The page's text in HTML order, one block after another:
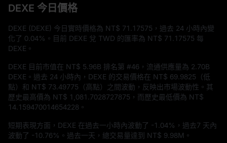
DEXE 今日價格
DEXE (DEXE) 今日實時價格為 NT$ 71.17575 ，過去 24 小時內變
化了 0.04% 。目前 DEXE 兌 TWD 的匯率為 NT$ 71.17575 每
DEXE。
DEXE 目前市值在 NT$ 5.96B 排名第 #46 ，流通供應量為 2.70B
DEXE 。過去 24 小時內，DEXE 的交易價格在 NT$ 69.9825 （低
點）和 NT$ 73.49775 （高點）之間波動，反映出市場波動性。其
歷史最高價為 NT$ 1,081.7028727875 ，而歷史最低價為 NT$
14.159470014654228 。
短期表現方面，DEXE 在過去一小時內波動了 -1.04% ，過去7 天內
波動了 -10.76% 。過去一天，總交易量達到 NT$ 9.98M 。